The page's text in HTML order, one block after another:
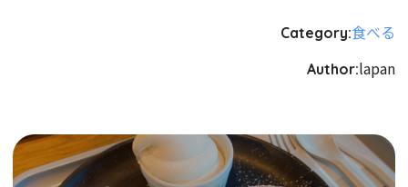
Category:食べる
Author:lapan